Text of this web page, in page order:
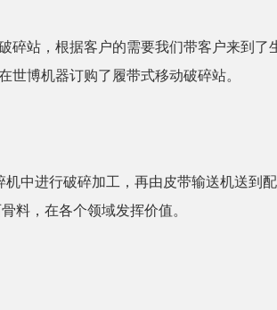
站，根据客户的需要我们带客户来到了
博机器订购了履带式移动破碎站。
中进行破碎加工，再由皮带输送机送到
料，在各个领域发挥价值。